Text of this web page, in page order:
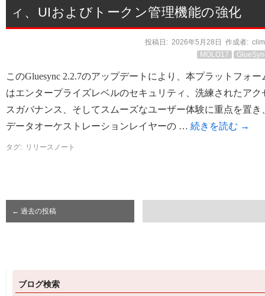
ィ、UIおよびトークン管理機能の強化
投稿日: 2026年5月28日 作成者:
MOLO17
このGluesync 2.2.7のアップデートにより、本プラットフォー
はエンタープライズレベルのセキュリティ、洗練されたアク
スガバナンス、そしてスムーズなユーザー体験に重点を置き
データオーケストレーションレイヤーの … 続きを読む →
タグ: リリースノート
← 過去の投稿
ブログ検索